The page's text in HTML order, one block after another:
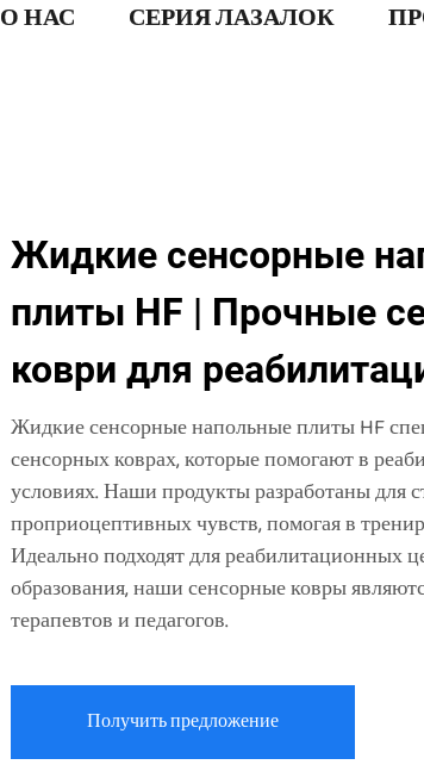
О НАС СЕРИЯ ЛАЗАЛОК
Жидкие сенсорные
плиты HF | Прочные
коври для
Жидкие сенсорные напольные плиты HF
сенсорных коврах, которые помогают в
условиях. Наши продукты разработаны для
проприоцептивных чувств, помогая в
Идеально подходят для реабилитационных
образования, наши сенсорные ковры
терапевтов и педагогов.
Получить предложение